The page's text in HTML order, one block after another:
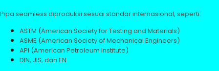
Pipa seamless diproduksi sesuai standar internasional, seperti:
ASTM (American Society for Testing and Materials)
ASME (American Society of Mechanical Engineers)
API (American Petroleum Institute)
DIN, JIS, dan EN